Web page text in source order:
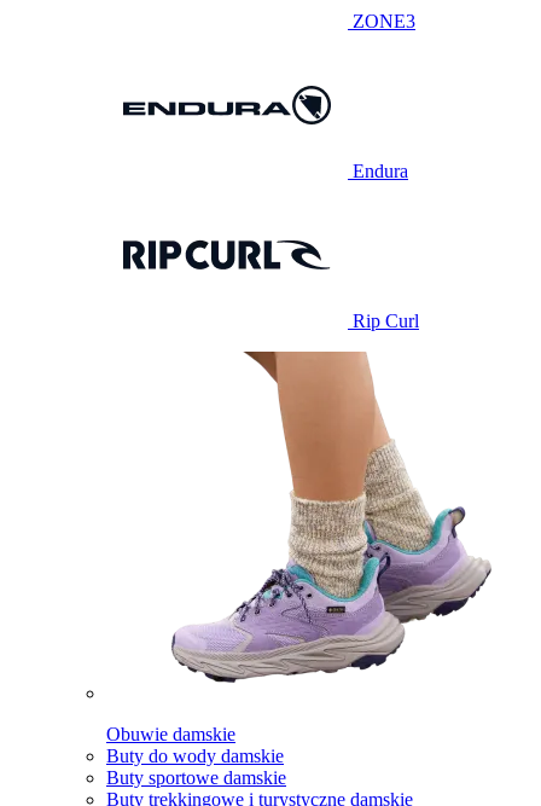
ZONE3
Endura
Rip Curl
Obuwie damskie
Buty do wody damskie
Buty sportowe damskie
Buty trekkingowe i turystyczne damskie